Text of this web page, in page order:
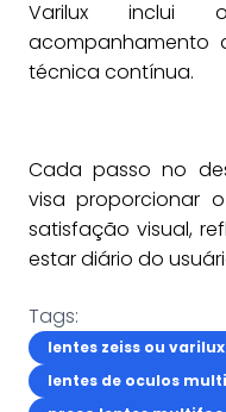
Varilux inclui
acompanhamento
técnica contínua.
Cada passo no
visa proporcionar
satisfação visual,
estar diário do
Tags:
lentes zeiss ou varilux
lentes de oculos